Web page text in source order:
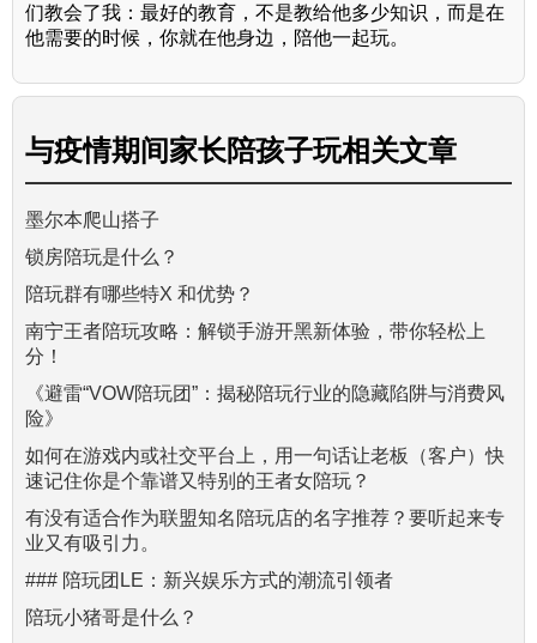
们教会了我：最好的教育，不是教给他多少知识，而是在
他需要的时候，你就在他身边，陪他一起玩。
与疫情期间家长陪孩子玩相关文章
墨尔本爬山搭子
锁房陪玩是什么？
陪玩群有哪些特X 和优势？
南宁王者陪玩攻略：解锁手游开黑新体验，带你轻松上
分！
《避雷“VOW陪玩团”：揭秘陪玩行业的隐藏陷阱与消费风
险》
如何在游戏内或社交平台上，用一句话让老板（客户）快
速记住你是个靠谱又特别的王者女陪玩？
有没有适合作为联盟知名陪玩店的名字推荐？要听起来专
业又有吸引力。
### 陪玩团LE：新兴娱乐方式的潮流引领者
陪玩小猪哥是什么？